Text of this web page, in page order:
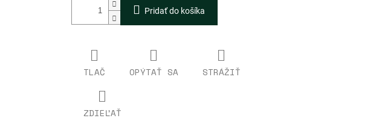
Pridať do košíka
TLAČ OPÝTAŤ SA STRÁŽIŤ
ZDIEĽAŤ